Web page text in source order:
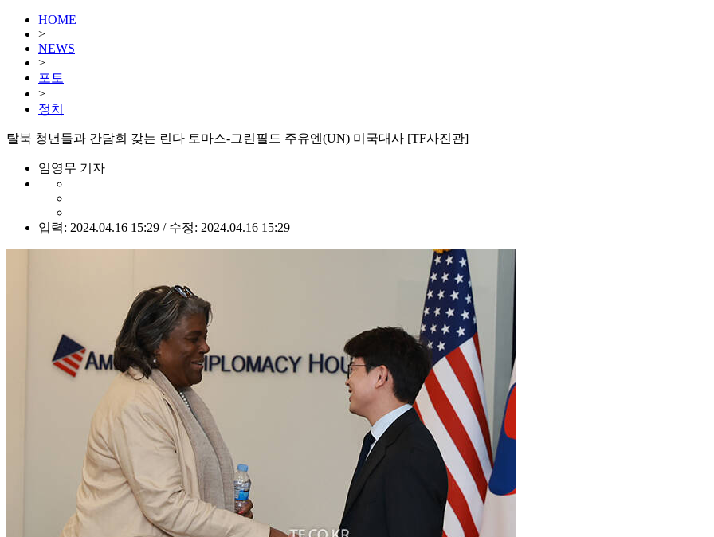
HOME
>
NEWS
>
포토
>
정치
탈북 청년들과 간담회 갖는 린다 토마스-그린필드 주유엔(UN) 미국대사 [TF사진관]
임영무 기자
입력: 2024.04.16 15:29 / 수정: 2024.04.16 15:29